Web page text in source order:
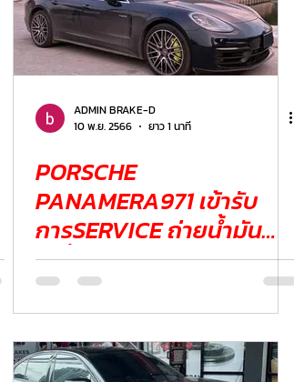
ADMIN BRAKE-D
10 พ.ย. 2566
ยาว 1 นาที
PORSCHE
PANAMERA971 เข้ารับ
การSERVICE ถ่ายน้ำมัน
เครื่อง